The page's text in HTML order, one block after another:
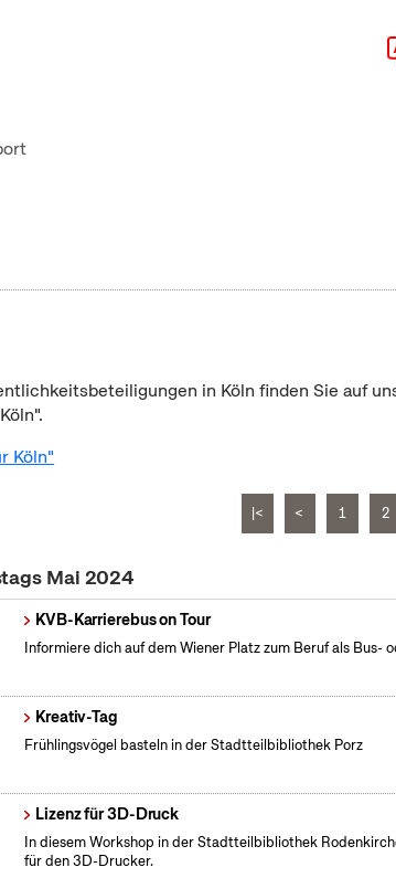
in Köln finden Sie auf
Köln"
|< < 1 2
Mai 2024
KVB-Karrierebus on Tour
Informiere dich auf dem Wiener Platz zum Beruf als Bus-
Kreativ-Tag
Frühlingsvögel basteln in der Stadtteilbibliothek Porz
Lizenz für 3D-Druck
In diesem Workshop in der Stadtteilbibliothek
für den 3D-Drucker.